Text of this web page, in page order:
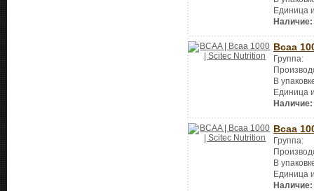
Единица
Наличие:
Bcaa
Группа:
В
Единица
Наличие:
Bcaa
Группа:
В
Единица
Наличие: